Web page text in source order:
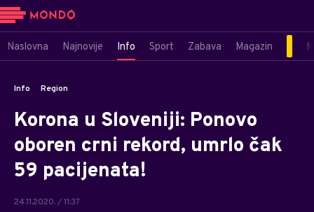
Naslovna Najnovije Info Sport Zabava Magazin
Info Region
Korona u Sloveniji: Ponovo
oboren crni rekord, umrlo čak
59 pacijenata!
24.11.2020. / 11:37